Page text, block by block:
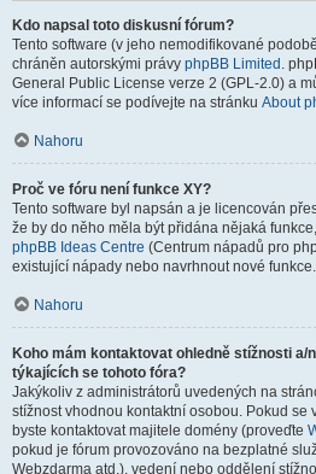
Kdo napsal toto diskusní fórum?
Tento software (v jeho nemodifikované
chráněn autorskými právy phpBB Limited .
General Public License verze 2 (GPL-2.0) a
více informací se podívejte na stránku About
Nahoru
Proč ve fóru není funkce XY?
Tento software byl napsán a je licencován
že by do něho měla být přidána nějaká
phpBB Ideas Centre (Centrum nápadů pro
existující nápady nebo navrhnout nové funkce.
Nahoru
Koho mám kontaktovat ohledně stížnosti a/
týkajících se tohoto fóra?
Jakýkoliv z administrátorů uvedených na
stížnost vhodnou kontaktní osobou. Pokud se
byste kontaktovat majitele domény (proveďte
pokud je fórum provozováno na bezplatné
Webzdarma atd.), vedení nebo oddělení